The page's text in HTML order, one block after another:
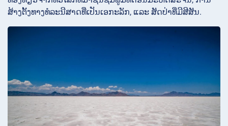
ສ້າງຕັ້ງທາງທໍລະນີສາດທີ່ເປັນເອກະລັກ, ແລະ ສັດປ່າທີ່ມີສີສັນ.